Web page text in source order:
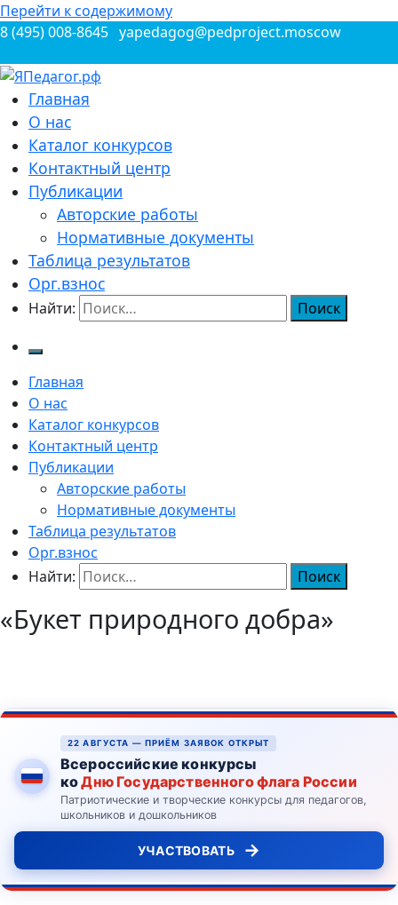
Перейти к содержимому
8 (495) 008-8645 yapedagog@pedproject.moscow
ЯПедагог.рф
Всероссийские конкурсы для педагогов
Главная
О нас
Каталог конкурсов
Контактный центр
Публикации
Авторские работы
Нормативные документы
Таблица результатов
Орг.взнос
Найти:
Главная
О нас
Каталог конкурсов
Контактный центр
Публикации
Авторские работы
Нормативные документы
Таблица результатов
Орг.взнос
Найти:
«Букет природного добра»
22 АВГУСТА — ПРИЁМ ЗАЯВОК ОТКРЫТ
Всероссийские конкурсы
коДню Государственного флага России
Патриотические и творческие конкурсы для педагогов,
школьников и дошкольников
УЧАСТВОВАТЬ →